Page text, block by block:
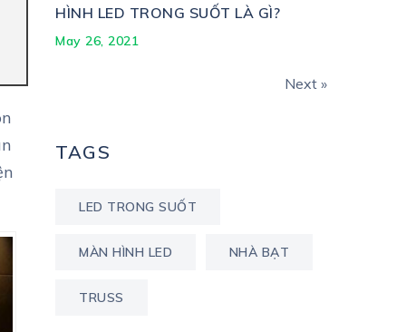
HÌNH LED TRONG SUỐT LÀ GÌ?
May 26, 2021
Next »
TAGS
LED TRONG SUỐT
MÀN HÌNH LED NHÀ BẠT
TRUSS